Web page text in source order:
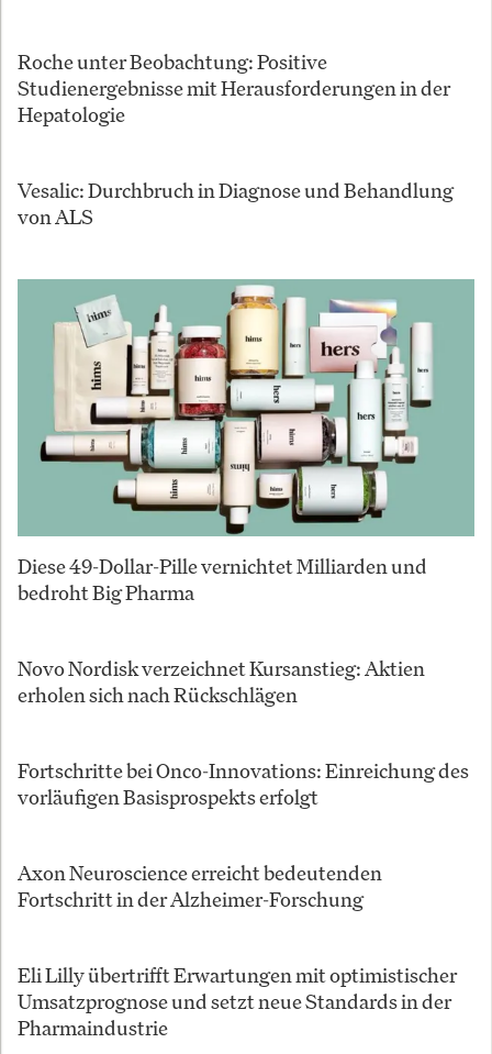
Roche unter Beobachtung: Positive
Studienergebnisse mit Herausforderungen in der
Hepatologie
Vesalic: Durchbruch in Diagnose und Behandlung
von ALS
Diese 49-Dollar-Pille vernichtet Milliarden und
bedroht Big Pharma
Novo Nordisk verzeichnet Kursanstieg: Aktien
erholen sich nach Rückschlägen
Fortschritte bei Onco-Innovations: Einreichung des
vorläufigen Basisprospekts erfolgt
Axon Neuroscience erreicht bedeutenden
Fortschritt in der Alzheimer-Forschung
Eli Lilly übertrifft Erwartungen mit optimistischer
Umsatzprognose und setzt neue Standards in der
Pharmaindustrie